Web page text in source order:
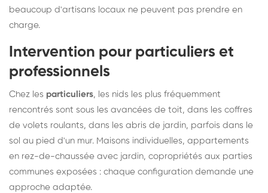
beaucoup d'artisans locaux ne peuvent pas prendre en
charge.
Intervention pour particuliers et
professionnels
Chez les particuliers, les nids les plus fréquemment
rencontrés sont sous les avancées de toit, dans les coffres
de volets roulants, dans les abris de jardin, parfois dans le
sol au pied d'un mur. Maisons individuelles, appartements
en rez-de-chaussée avec jardin, copropriétés aux parties
communes exposées : chaque configuration demande une
approche adaptée.